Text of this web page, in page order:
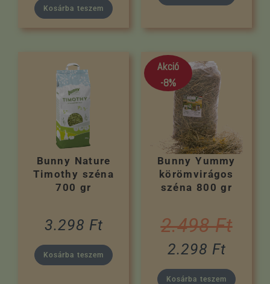
Kosárba teszem
Bunny Nature
Timothy széna
700 gr
3.298 Ft
Kosárba teszem
Akció
-8%
Bunny Yummy
körömvirágos
széna 800 gr
2.498Ft
2.298 Ft
Kosárba teszem